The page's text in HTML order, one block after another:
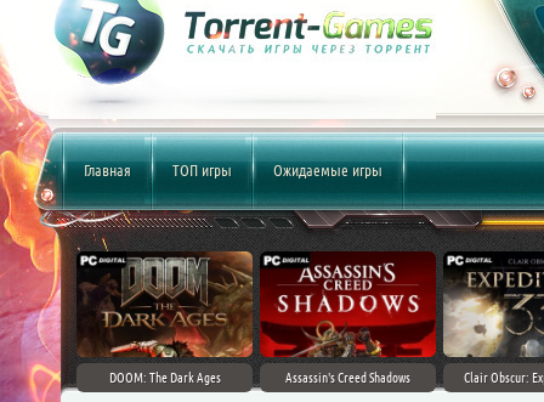
Главная ТОП игры Ожидаемые игры
DOOM: The Dark Ages Assassin's Creed Shadows Clair Obscur: